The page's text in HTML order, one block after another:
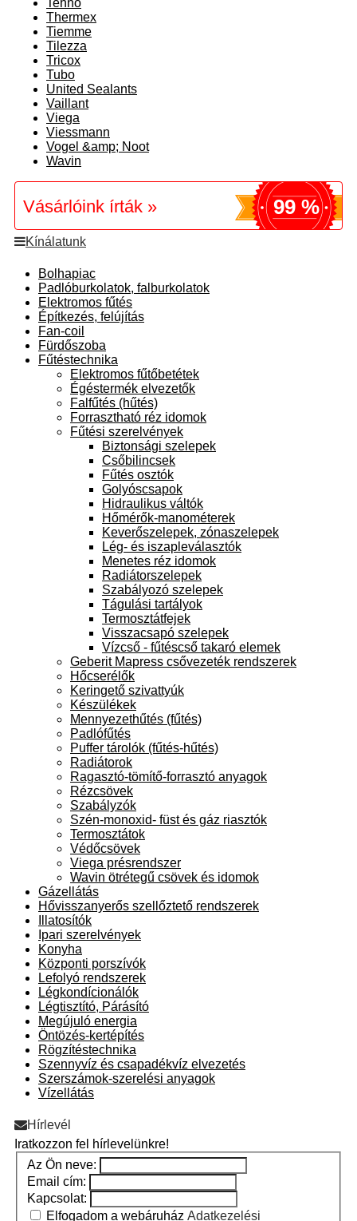
Thermex
Tiemme
Tilezza
Tricox
Tubo
United Sealants
Vaillant
Viega
Viessmann
Vogel &amp; Noot
Wavin
Vásárlóink írták » 99 %
Kínálatunk
Bolhapiac
Padlóburkolatok, falburkolatok
Elektromos fűtés
Építkezés, felújítás
Fan-coil
Fürdőszoba
Fűtéstechnika
Elektromos fűtőbetétek
Égéstermék elvezetők
Falfűtés (hűtés)
Forrasztható réz idomok
Fűtési szerelvények
Biztonsági szelepek
Csőbilincsek
Fűtés osztók
Golyóscsapok
Hidraulikus váltók
Hőmérők-manométerek
Keverőszelepek, zónaszelepek
Lég- és iszapleválasztók
Menetes réz idomok
Radiátorszelepek
Szabályozó szelepek
Tágulási tartályok
Termosztátfejek
Visszacsapó szelepek
Vízcső - fűtéscső takaró elemek
Geberit Mapress csővezeték rendszerek
Hőcserélők
Keringető szivattyúk
Készülékek
Mennyezethűtés (fűtés)
Padlófűtés
Puffer tárolók (fűtés-hűtés)
Radiátorok
Ragasztó-tömítő-forrasztó anyagok
Rézcsövek
Szabályzók
Szén-monoxid- füst és gáz riasztók
Termosztátok
Védőcsövek
Viega présrendszer
Wavin ötrétegű csövek és idomok
Gázellátás
Hővisszanyerős szellőztető rendszerek
Illatosítók
Ipari szerelvények
Konyha
Központi porszívók
Lefolyó rendszerek
Légkondícionálók
Légtisztító, Párásító
Megújuló energia
Öntözés-kertépítés
Rögzítéstechnika
Szennyvíz és csapadékvíz elvezetés
Szerszámok-szerelési anyagok
Vízellátás
Hírlevél
Iratkozzon fel hírlevelünkre!
Az Ön neve:
Email cím:
Kapcsolat:
Elfogadom a webáruház Adatkezelési